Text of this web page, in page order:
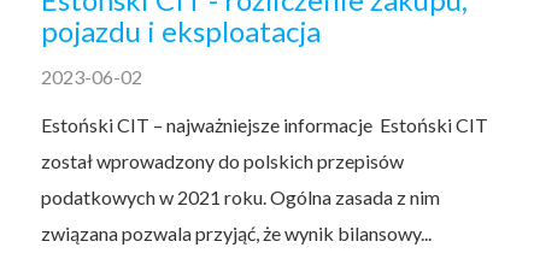
pojazdu i eksploatacja
2023-06-02
Estoński CIT – najważniejsze informacje Estoński CIT
został wprowadzony do polskich przepisów
podatkowych w 2021 roku. Ogólna zasada z nim
związana pozwala przyjąć, że wynik bilansowy...